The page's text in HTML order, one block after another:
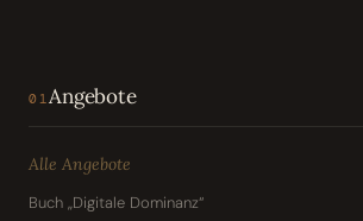
01 Angebote
Alle Angebote
Buch „Digitale Dominanz“